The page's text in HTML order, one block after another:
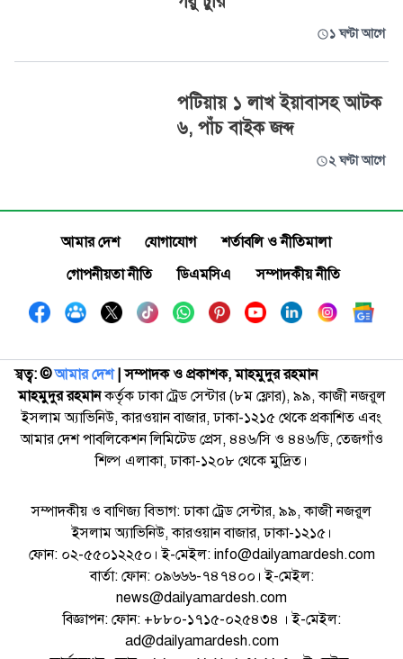
১ ঘণ্টা আগে
পটিয়ায় ১ লাখ ইয়াবাসহ আটক
৬, পাঁচ বাইক জব্দ
২ ঘণ্টা আগে
আমার দেশ যোগাযোগ
শর্তাবলি ও নীতিমালা
গোপনীয়তা নীতি
ডিএমসিএ সম্পাদকীয় নীতি
স্বত্ব: ©️আমার দেশ| সম্পাদক ও প্রকাশক, মাহমুদুর রহমান
মাহমুদুর রহমানকর্তৃক ঢাকা ট্রেড সেন্টার (৮ম ফ্লোর), ৯৯, কাজী নজরুল
ইসলাম অ্যাভিনিউ, কারওয়ান বাজার, ঢাকা-১২১৫ থেকে প্রকাশিত এবং
আমার দেশ পাবলিকেশন লিমিটেড প্রেস, ৪৪৬/সি ও ৪৪৬/ডি, তেজগাঁও
শিল্প এলাকা, ঢাকা-১২০৮ থেকে মুদ্রিত।
সম্পাদকীয় ও বাণিজ্য বিভাগ: ঢাকা ট্রেড সেন্টার, ৯৯, কাজী নজরুল
ইসলাম অ্যাভিনিউ, কারওয়ান বাজার, ঢাকা-১২১৫।
ফোন: ০২-৫৫০১২২৫০। ই-মেইল: info@dailyamardesh.com
বার্তা: ফোন: ০৯৬৬৬-৭৪৭৪০০। ই-মেইল:
news@dailyamardesh.com
বিজ্ঞাপন: ফোন: +৮৮০-১৭১৫-০২৫৪৩৪ । ই-মেইল:
ad@dailyamardesh.com